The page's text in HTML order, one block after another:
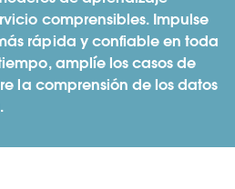
comprensibles. Impulse
rápida y confiable en toda
amplíe los casos de
la comprensión de los datos